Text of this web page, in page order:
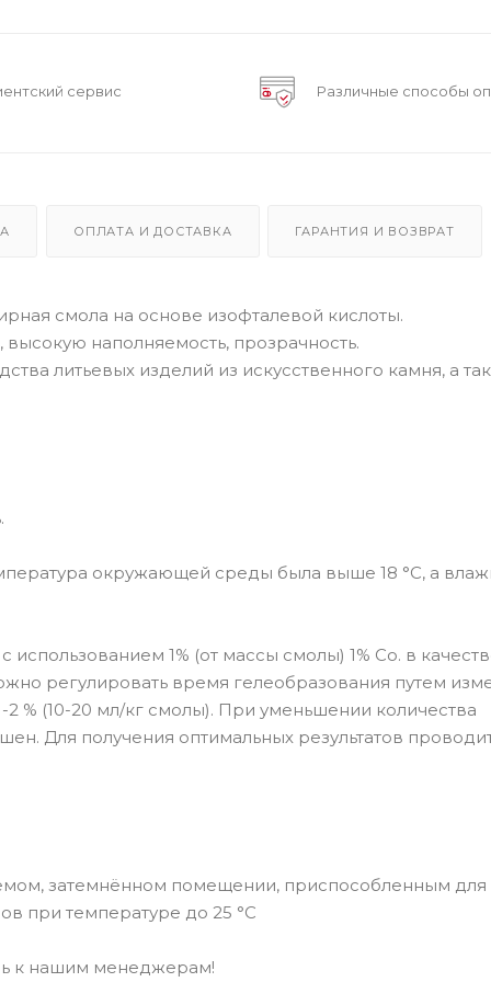
сервис Различные способы
ОПЛАТА И ДОСТАВКА ГАРАНТИЯ И ВОЗВРАТ
смола на основе изофталевой кислоты.
наполняемость, прозрачность.
литьевых изделий из искусственного камня, а
окружающей среды была выше 18 °C, а
1% (от массы смолы) 1% Co. в
регулировать время гелеобразования путем
2 % (10-20 мл/кг смолы). При уменьшении количества
Для получения оптимальных результатов
затемнённом помещении, приспособленным для
при температуре до 25 °C
к нашим менеджерам!